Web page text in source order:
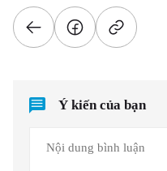
Ý kiến của bạn